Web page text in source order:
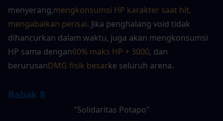
menyerang,mengkonsumsi HP karakter saat hit,
mengabaikan perisai. Jika penghalang void tidak
dihancurkan dalam waktu, juga akan mengkonsumsi
HP sama dengan60% maks HP + 3000, dan
berurusanDMG fisik besarke seluruh arena.
Babak 8
"Solidaritas Potapo"